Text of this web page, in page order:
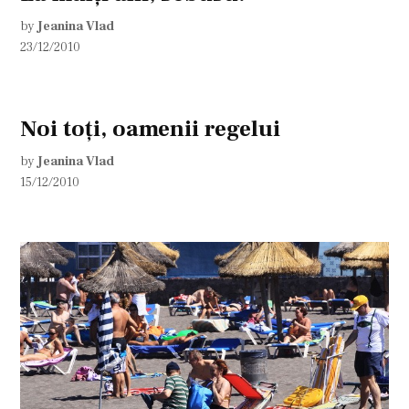
by Jeanina Vlad
23/12/2010
Noi toţi, oamenii regelui
by Jeanina Vlad
15/12/2010